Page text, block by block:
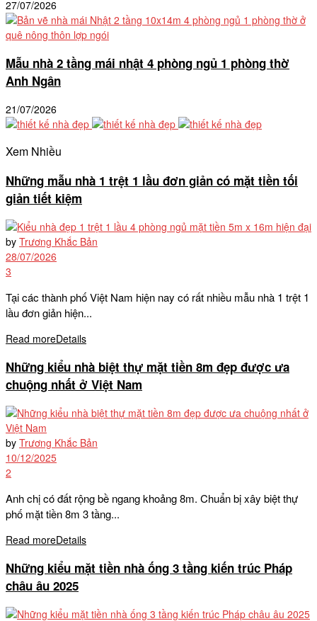
27/07/2026
Mẫu nhà 2 tầng mái nhật 4 phòng ngủ 1 phòng thờ
Anh Ngân
21/07/2026
Xem Nhiều
Những mẫu nhà 1 trệt 1 lầu đơn giản có mặt tiền tối
giản tiết kiệm
by Trương Khắc Bản
28/07/2026
3
Tại các thành phố Việt Nam hiện nay có rất nhiều mẫu nhà 1 trệt 1
lầu đơn giản hiện...
Read moreDetails
Những kiểu nhà biệt thự mặt tiền 8m đẹp được ưa
chuộng nhất ở Việt Nam
by Trương Khắc Bản
10/12/2025
2
Anh chị có đất rộng bề ngang khoảng 8m. Chuẩn bị xây biệt thự
phố mặt tiền 8m 3 tầng...
Read moreDetails
Những kiểu mặt tiền nhà ống 3 tầng kiến trúc Pháp
châu âu 2025